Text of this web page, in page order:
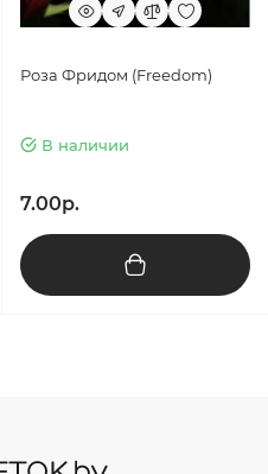
Роза Фридом (Freedom)
В наличии
7.00р.